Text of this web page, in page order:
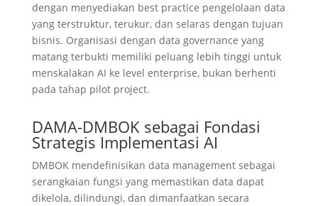
dengan menyediakan best practice pengelolaan data
yang terstruktur, terukur, dan selaras dengan tujuan
bisnis. Organisasi dengan data governance yang
matang terbukti memiliki peluang lebih tinggi untuk
menskalakan AI ke level enterprise, bukan berhenti
pada tahap pilot project.
DAMA-DMBOK sebagai Fondasi
Strategis Implementasi AI
DMBOK mendefinisikan data management sebagai
serangkaian fungsi yang memastikan data dapat
dikelola, dilindungi, dan dimanfaatkan secara